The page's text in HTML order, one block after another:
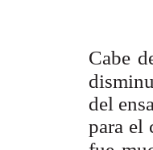
Cabe
del
para el